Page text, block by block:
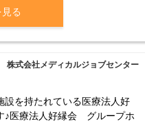
る
株式会社メディカルジョブセンター
設を持たれている医療法人好
♪医療法人好縁会 グループホ